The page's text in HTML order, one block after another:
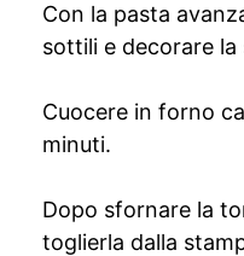
Con la pasta
sottili e decorare
Cuocere in forno
minuti.
Dopo sfornare la
toglierla dalla